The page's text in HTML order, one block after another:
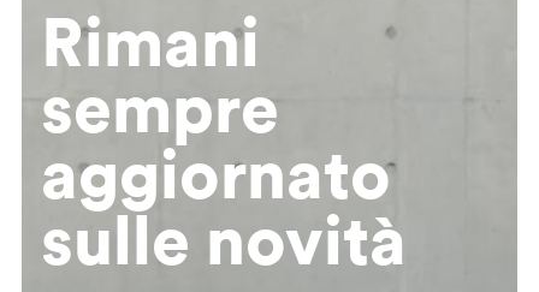
Rimani
sempre
aggiornato
sulle novità